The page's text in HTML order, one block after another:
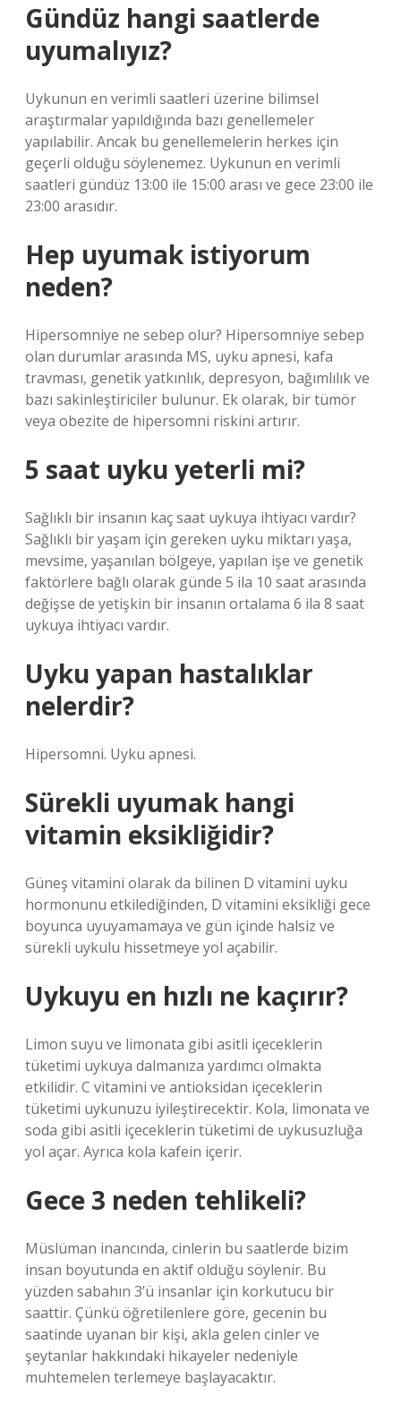
Gündüz hangi saatlerde
uyumalıyız?
Uykunun en verimli saatleri üzerine bilimsel
araştırmalar yapıldığında bazı genellemeler
yapılabilir. Ancak bu genellemelerin herkes için
geçerli olduğu söylenemez. Uykunun en verimli
saatleri gündüz 13:00 ile 15:00 arası ve gece 23:00 ile
23:00 arasıdır.
Hep uyumak istiyorum
neden?
Hipersomniye ne sebep olur? Hipersomniye sebep
olan durumlar arasında MS, uyku apnesi, kafa
travması, genetik yatkınlık, depresyon, bağımlılık ve
bazı sakinleştiriciler bulunur. Ek olarak, bir tümör
veya obezite de hipersomni riskini artırır.
5 saat uyku yeterli mi?
Sağlıklı bir insanın kaç saat uykuya ihtiyacı vardır?
Sağlıklı bir yaşam için gereken uyku miktarı yaşa,
mevsime, yaşanılan bölgeye, yapılan işe ve genetik
faktörlere bağlı olarak günde 5 ila 10 saat arasında
değişse de yetişkin bir insanın ortalama 6 ila 8 saat
uykuya ihtiyacı vardır.
Uyku yapan hastalıklar
nelerdir?
Hipersomni. Uyku apnesi.
Sürekli uyumak hangi
vitamin eksikliğidir?
Güneş vitamini olarak da bilinen D vitamini uyku
hormonunu etkilediğinden, D vitamini eksikliği gece
boyunca uyuyamamaya ve gün içinde halsiz ve
sürekli uykulu hissetmeye yol açabilir.
Uykuyu en hızlı ne kaçırır?
Limon suyu ve limonata gibi asitli içeceklerin
tüketimi uykuya dalmanıza yardımcı olmakta
etkilidir. C vitamini ve antioksidan içeceklerin
tüketimi uykunuzu iyileştirecektir. Kola, limonata ve
soda gibi asitli içeceklerin tüketimi de uykusuzluğa
yol açar. Ayrıca kola kafein içerir.
Gece 3 neden tehlikeli?
Müslüman inancında, cinlerin bu saatlerde bizim
insan boyutunda en aktif olduğu söylenir. Bu
yüzden sabahın 3’ü insanlar için korkutucu bir
saattir. Çünkü öğretilenlere göre, gecenin bu
saatinde uyanan bir kişi, akla gelen cinler ve
şeytanlar hakkındaki hikayeler nedeniyle
muhtemelen terlemeye başlayacaktır.